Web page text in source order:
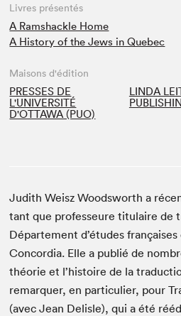
Livres présentés
A Ramshackle Home
A History of the Jews in Quebec
Maisons d'édition
PRESSES DE
L'UNIVERSITÉ
D'OTTAWA (PUO)
LINDA
Judith Weisz Woodsworth a
tant que professeure titulaire de
Département d’études françaises
Concordia. Elle a publié de
théorie et l’histoire de la
remarquer, en particulier, pour
(avec Jean Delisle), qui a été